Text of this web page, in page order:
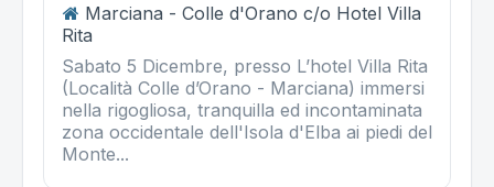
Marciana - Colle d'Orano c/o Hotel Villa
Rita
Sabato 5 Dicembre, presso L’hotel Villa Rita
(Località Colle d’Orano - Marciana) immersi
nella rigogliosa, tranquilla ed incontaminata
zona occidentale dell'Isola d'Elba ai piedi del
Monte...